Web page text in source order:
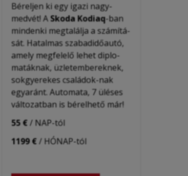
Béreljen ki egy igazi nagy-
medvét! ASkoda Kodiaq-ban
mindenki megtalálja a számítá-
sát. Hatalmas szabadidőautó,
amely megfelelő lehet diplo-
matáknak, üzletembereknek,
sokgyerekes családok-nak
egyaránt. Automata, 7 üléses
változatban is bérelhető már!
55 €/ NAP-tól
1199 €/ HÓNAP-tól